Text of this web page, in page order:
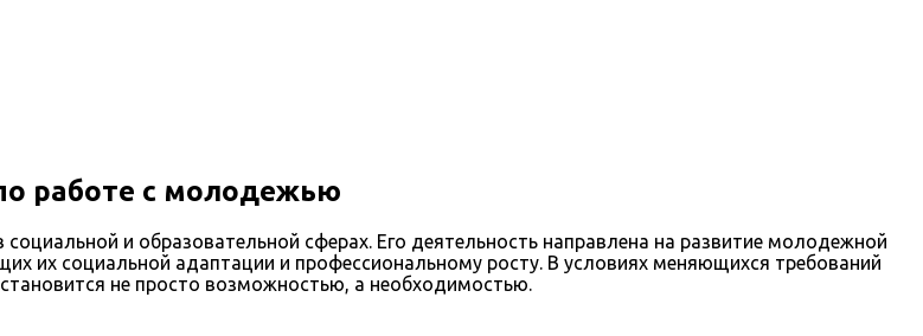
работе с молодежью
и образовательной сферах. Его деятельность направлена на развитие молодежной
их социальной адаптации и профессиональному росту. В условиях меняющихся требований
не просто возможностью, а необходимостью.